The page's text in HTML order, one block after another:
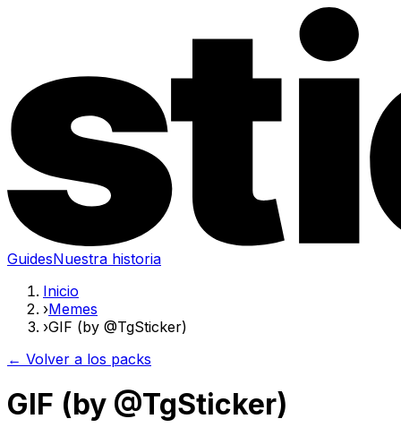
GuidesNuestra historia
Inicio
›Memes
›GIF (by @TgSticker)
← Volver a los packs
GIF (by @TgSticker)